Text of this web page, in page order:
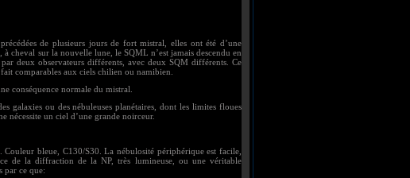
de plusieurs jours de fort mistral, elles ont été d’une
cheval sur la nouvelle lune, le SQML n’est jamais descendu en
deux observateurs différents, avec deux SQM différents. Ce
comparables aux ciels chilien ou namibien.
conséquence normale du mistral.
galaxies ou des nébuleuses planétaires, dont les limites floues
nécessite un ciel d’une grande noirceur.
bleue, C130/S30. La nébulosité périphérique est facile,
de la diffraction de la NP, très lumineuse, ou une véritable
par ce que: